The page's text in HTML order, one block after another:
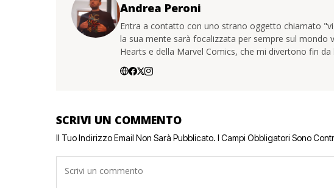
Andrea Peroni
Entra a contatto con uno strano oggetto chiamato
la sua mente sarà focalizzata per sempre sul mondo
Hearts e della Marvel Comics, che mi divertono fin
SCRIVI UN COMMENTO
Il Tuo Indirizzo Email Non Sarà Pubblicato. I Campi Obbligatori Sono